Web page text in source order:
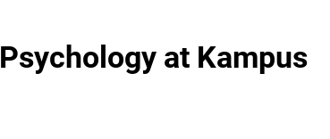
at Kampus